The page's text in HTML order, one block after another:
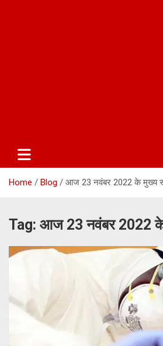
Home Blog आज 23 नवंबर 2022 के मुख्य
Tag: आज 23 नवंबर 2022 के